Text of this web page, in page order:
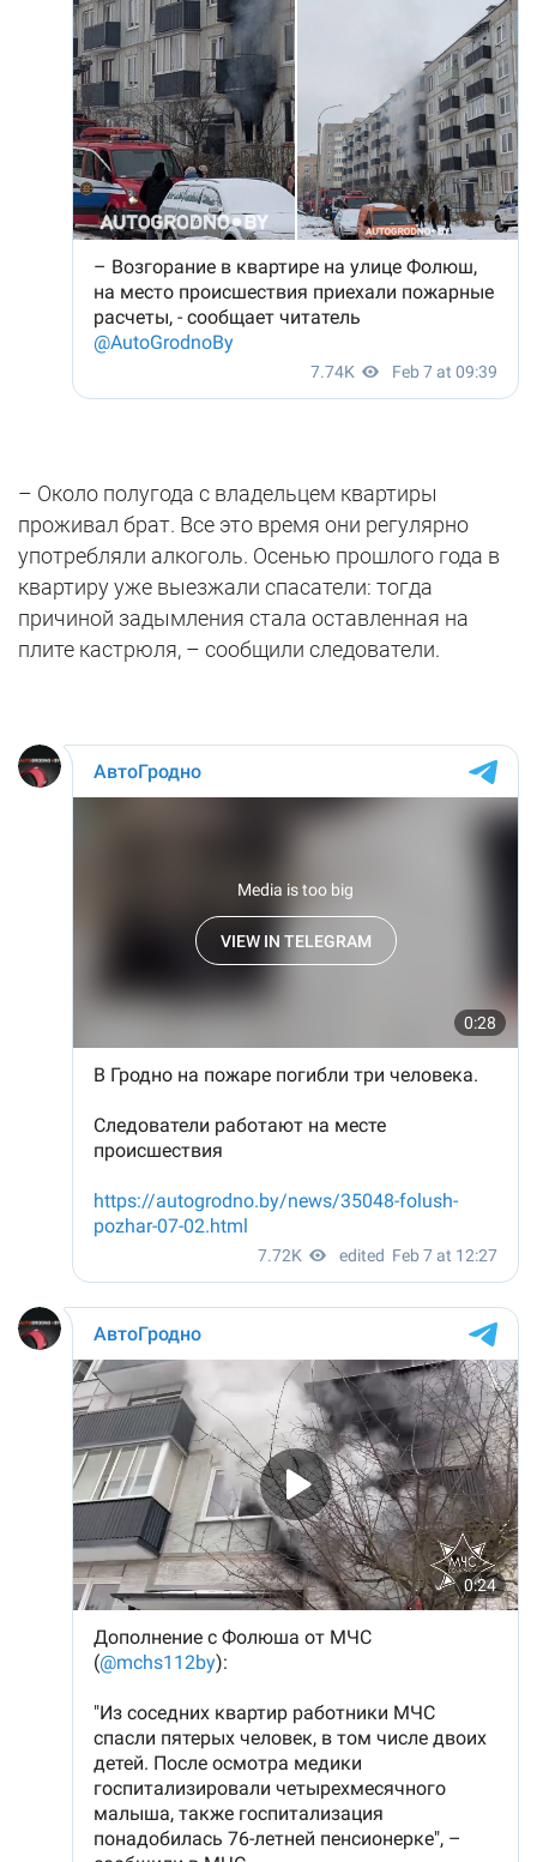
– Около полугода с владельцем квартиры
проживал брат. Все это время они регулярно
употребляли алкоголь. Осенью прошлого года в
квартиру уже выезжали спасатели: тогда
причиной задымления стала оставленная на
плите кастрюля, – сообщили следователи.